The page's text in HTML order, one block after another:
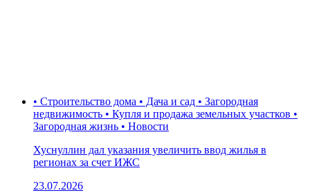
• Строительство дома • Дача и сад • Загородная
недвижимость • Купля и продажа земельных участков •
Загородная жизнь • Новости
Хуснуллин дал указания увеличить ввод жилья в
регионах за счет ИЖС
23.07.2026